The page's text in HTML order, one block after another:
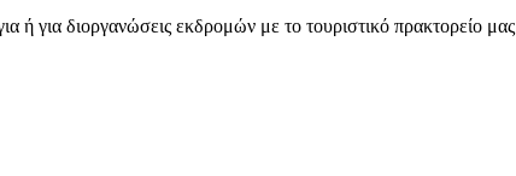
ή για διοργανώσεις εκδρομών με το τουριστικό πρακτορείο μας